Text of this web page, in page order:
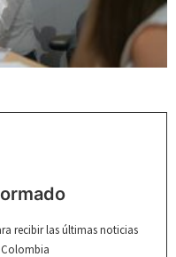
recibir las últimas noticias